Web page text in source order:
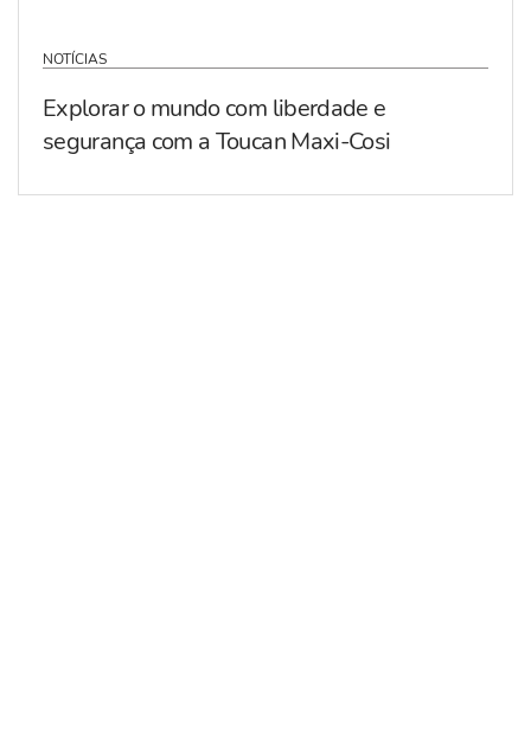
NOTÍCIAS
Explorar o mundo com liberdade e
segurança com a Toucan Maxi-Cosi